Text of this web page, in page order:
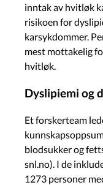
inntak av hvitløk
risikoen for
karsykdommer.
mest mottakelig
hvitløk.
Dyslipiemi og
Et forskerteam
blodsukker og
snl.no). I de
1273 personer